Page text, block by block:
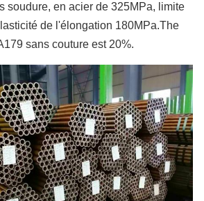
soudure, en acier de 325MPa, limite
de l'élongation 180MPa.The
sans couture est 20%.